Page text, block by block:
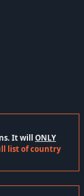
It will ONLY
list of country